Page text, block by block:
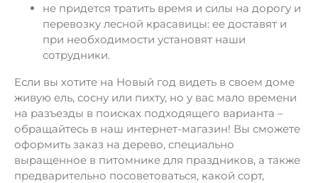
не придется тратить время и силы на дорогу и
перевозку лесной красавицы: ее доставят и
при необходимости установят наши
сотрудники.
Если вы хотите на Новый год видеть в своем доме
живую ель, сосну или пихту, но у вас мало времени
на разъезды в поисках подходящего варианта –
обращайтесь в наш интернет-магазин! Вы сможете
оформить заказ на дерево, специально
выращенное в питомнике для праздников, а также
предварительно посоветоваться, какой сорт,